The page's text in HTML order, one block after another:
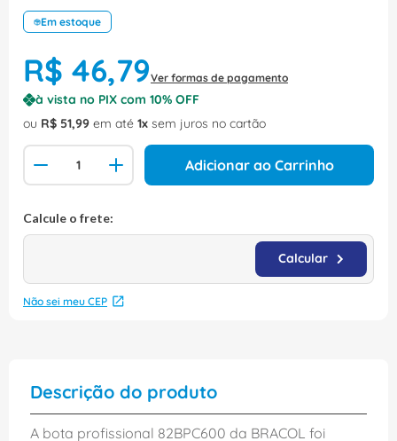
Em estoque
R$ 46,79Ver formas de pagamento
à vista no PIX com 10% OFF
ou R$ 51,99 em até 1 sem juros no cartão
Adicionar ao Carrinho
Não sei meu CEP
Descrição do produto
A bota profissional 82BPC600 da BRACOL foi